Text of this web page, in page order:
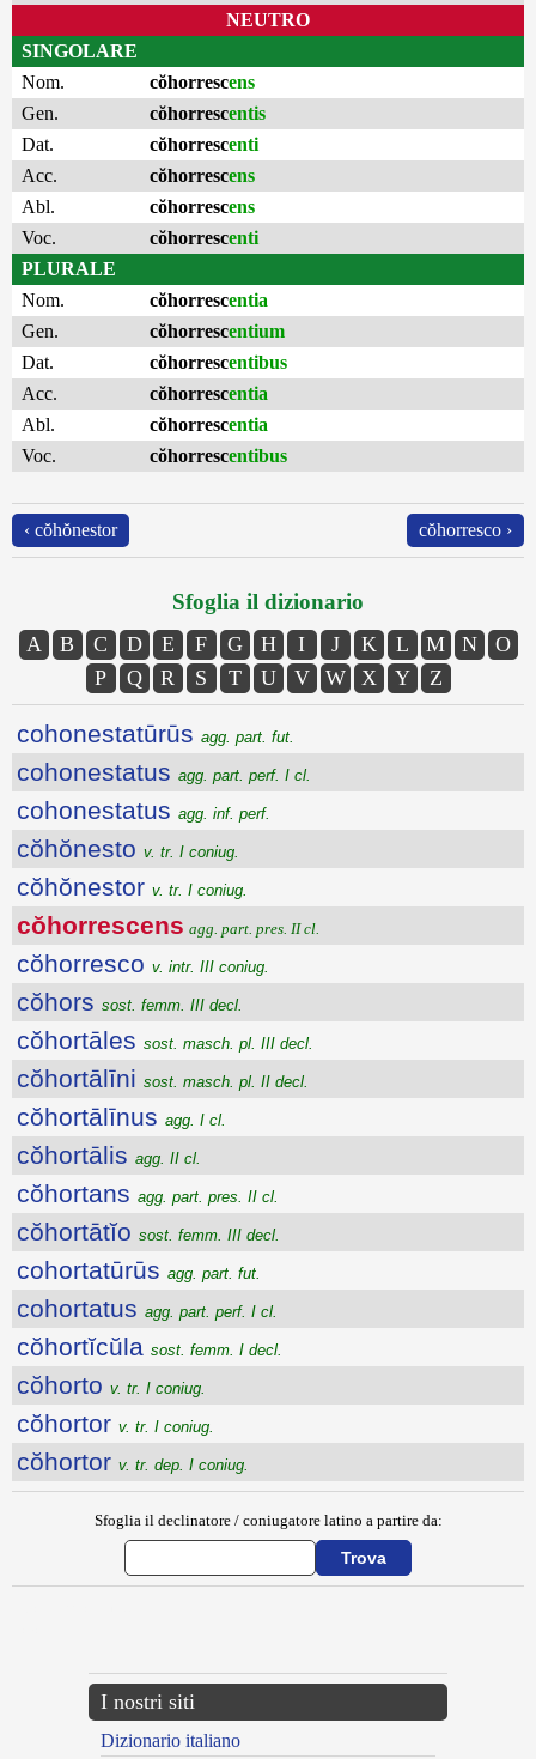
NEUTRO
SINGOLARE
Nom.
cŏhorrescens
Gen.
cŏhorrescentis
Dat.
cŏhorrescenti
Acc.
cŏhorrescens
Abl.
cŏhorrescens
Voc.
cŏhorrescenti
PLURALE
Nom.
cŏhorrescentia
Gen.
cŏhorrescentium
Dat.
cŏhorrescentibus
Acc.
cŏhorrescentia
Abl.
cŏhorrescentia
Voc.
cŏhorrescentibus
‹ cŏhŏnestor cŏhorresco ›
Sfoglia il dizionario
A B C D E F G H I J K L M N
O
P
Q R S T U V W X Y Z
cohonestatūrūs agg. part. fut.
cohonestatus agg. part. perf. I cl.
cohonestatus agg. inf. perf.
cŏhŏnesto v. tr. I coniug.
cŏhŏnestor v. tr. I coniug.
cŏhorrescens agg. part. pres. II cl.
cŏhorresco v. intr. III coniug.
cŏhors sost. femm. III decl.
cŏhortāles sost. masch. pl. III decl.
cŏhortālīni sost. masch. pl. II decl.
cŏhortālīnus agg. I cl.
cŏhortālis agg. II cl.
cŏhortans agg. part. pres. II cl.
cŏhortātĭo sost. femm. III decl.
cohortatūrūs agg. part. fut.
cohortatus agg. part. perf. I cl.
cŏhortĭcŭla sost. femm. I decl.
cŏhorto v. tr. I coniug.
cŏhortor v. tr. I coniug.
cŏhortor v. tr. dep. I coniug.
Sfoglia il declinatore / coniugatore latino a partire da:
I nostri siti
Dizionario italiano